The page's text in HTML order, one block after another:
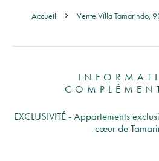
Accueil Vente Villa Tamarindo,
EXCLUSIVITÉ - Appartements
cœur de